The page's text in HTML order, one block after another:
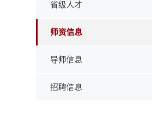
省级人才
师资信息
导师信息
招聘信息